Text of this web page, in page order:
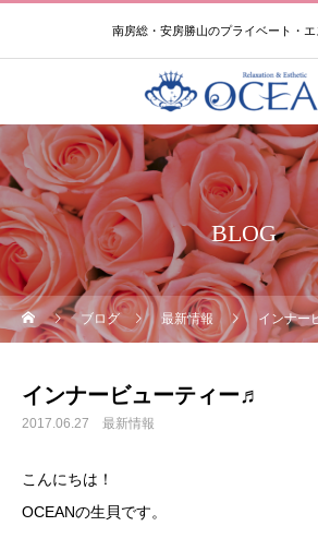
南房総・安房勝山のプライベート・エ
BLOG
ブログ 最新情報 インナー
インナービューティー♬
2017.06.27 最新情報
こんにちは！
OCEANの生貝です。